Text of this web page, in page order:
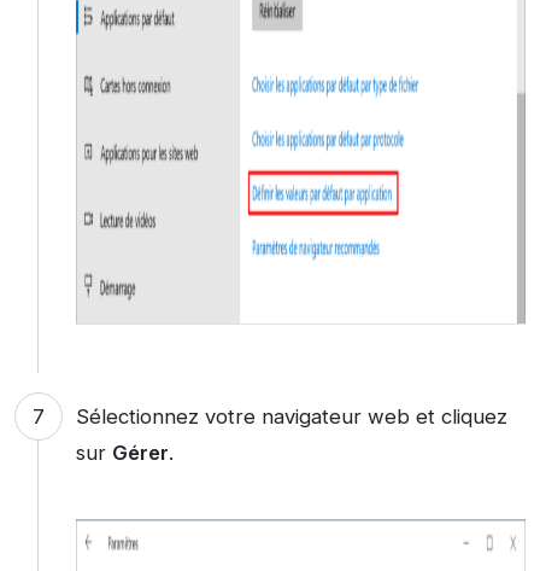
Sélectionnez votre navigateur web et cliquez
sur Gérer.